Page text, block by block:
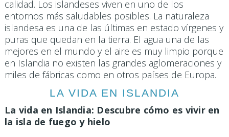
calidad. Los islandeses viven en uno de los
entornos más saludables posibles. La naturaleza
islandesa es una de las últimas en estado vírgenes y
puras que quedan en la tierra. El agua una de las
mejores en el mundo y el aire es muy limpio porque
en Islandia no existen las grandes aglomeraciones y
miles de fábricas como en otros países de Europa.
LA VIDA EN ISLANDIA
La vida en Islandia: Descubre cómo es vivir en
la isla de fuego y hielo